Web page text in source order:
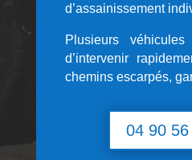
d’assainissement
Plusieurs
d’intervenir
chemins escarpés,
04 90